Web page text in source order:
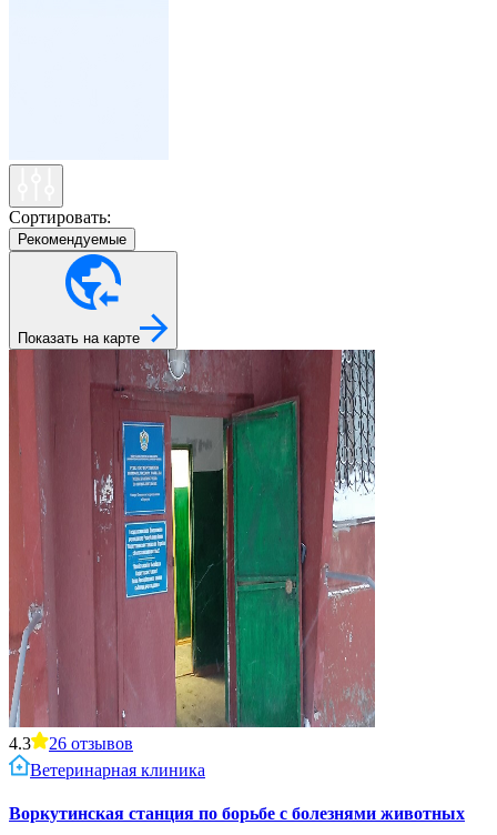
Сортировать:
Рекомендуемые
Показать на карте
4.3 26 отзывов
Ветеринарная клиника
Воркутинская станция по борьбе с болезнями животных